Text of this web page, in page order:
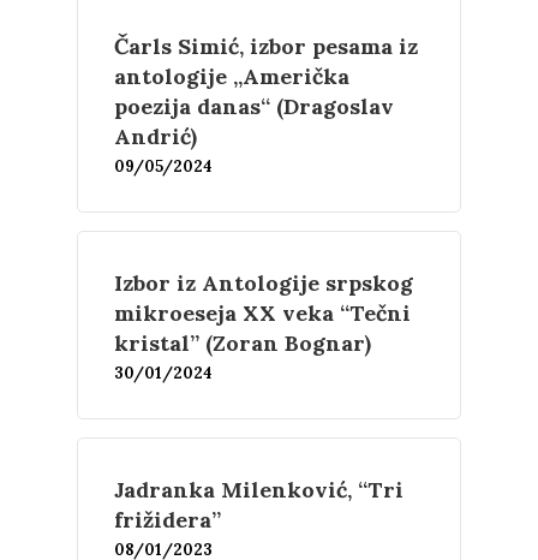
Čarls Simić, izbor pesama iz
antologije „Američka
poezija danas“ (Dragoslav
Andrić)
09/05/2024
Izbor iz Antologije srpskog
mikroeseja XX veka “Tečni
kristal” (Zoran Bognar)
30/01/2024
Jadranka Milenković, “Tri
frižidera”
08/01/2023
Književnost
Poezija
Proza
Teorija
Kritika
Umetnost